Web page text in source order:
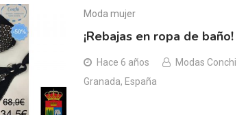
Moda mujer
¡Rebajas en ropa de baño!
Hace 6 años Modas Conchi
Granada, España